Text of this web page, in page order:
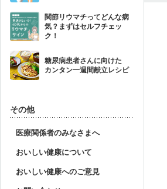
関節リウマチってどんな病
気？まずはセルフチェッ
ク！
糖尿病患者さんに向けた
カンタン一週間献立レシピ
その他
医療関係者のみなさまへ
おいしい健康について
おいしい健康へのご意見